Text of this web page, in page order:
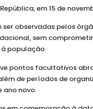
em 15 de
observadas pelos
sem
à população.
pontos facultativos
de períodos de
ano novo.